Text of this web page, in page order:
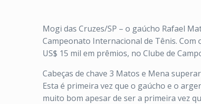
Mogi das Cruzes/SP – o gaúcho Rafael
Campeonato Internacional de Tênis.
US$ 15 mil em prêmios, no Clube de
Cabeças de chave 3 Matos e Mena
Esta é primeira vez que o gaúcho e o
muito bom apesar de ser a primeira vez